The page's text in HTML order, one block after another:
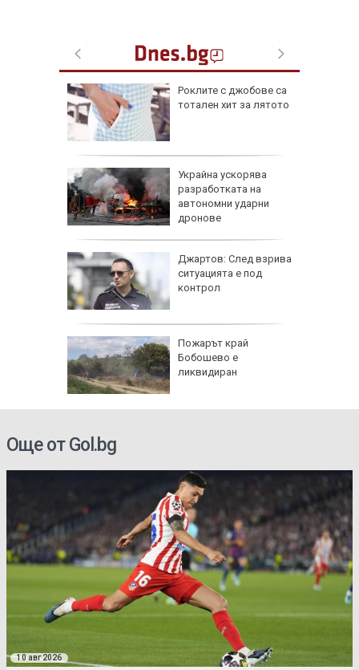
Роклите с джобове са
тотален хит за лятото
Украйна ускорява
разработката на
автономни ударни
дронове
Джартов: След взрива
ситуацията е под
контрол
Пожарът край
Бобошево е
ликвидиран
Още от Gol.bg
10 авг 2026